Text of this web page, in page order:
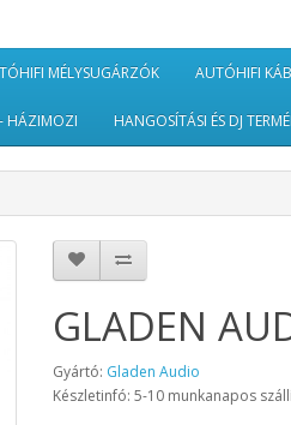
MÉLYSUGÁRZÓK AUTÓHIFI
HÁZIMOZI HANGOSÍTÁSI ÉS DJ
GLADEN
Gyártó: Gladen Audio
Készletinfó: 5-10 munkanapos